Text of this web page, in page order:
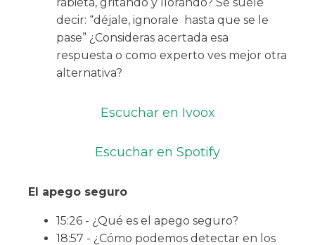
rabieta, gritando y llorando? Se suele
decir: “déjale, ignorale hasta que se le
pase” ¿Consideras acertada esa
respuesta o como experto ves mejor otra
alternativa?
Escuchar en Ivoox
Escuchar en Spotify
El apego seguro
15:26 - ¿Qué es el apego seguro?
18:57 - ¿Cómo podemos detectar en los